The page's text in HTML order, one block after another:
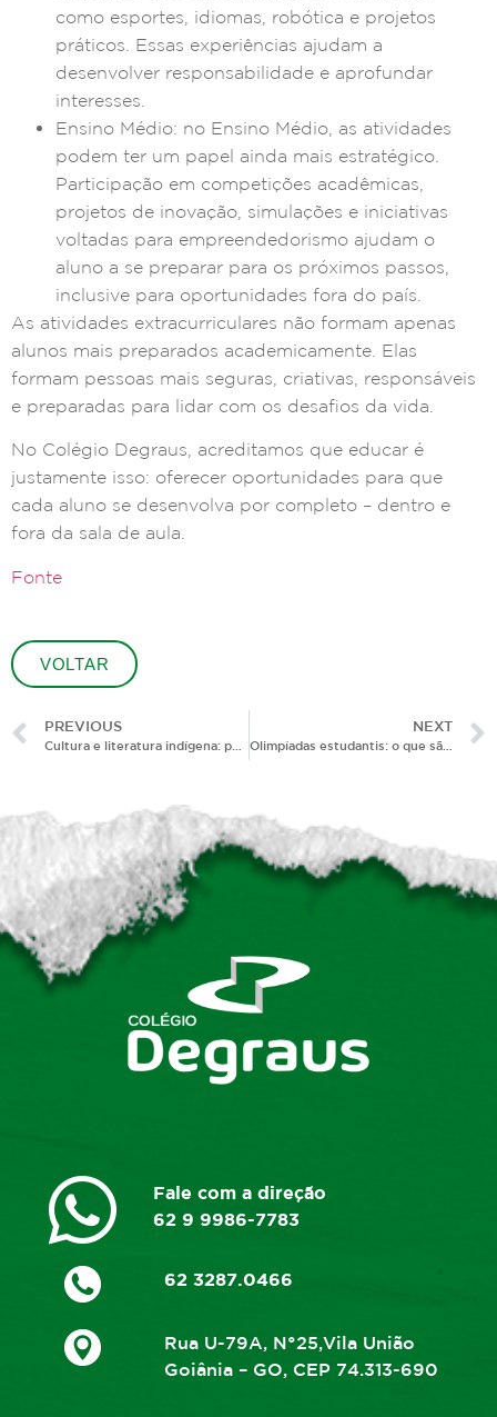
como esportes, idiomas, robótica e projetos
práticos. Essas experiências ajudam a
desenvolver responsabilidade e aprofundar
interesses.
Ensino Médio: no Ensino Médio, as atividades
podem ter um papel ainda mais estratégico.
Participação em competições acadêmicas,
projetos de inovação, simulações e iniciativas
voltadas para empreendedorismo ajudam o
aluno a se preparar para os próximos passos,
inclusive para oportunidades fora do país.
As atividades extracurriculares não formam apenas
alunos mais preparados academicamente. Elas
formam pessoas mais seguras, criativas, responsáveis
e preparadas para lidar com os desafios da vida.
No Colégio Degraus, acreditamos que educar é
justamente isso: oferecer oportunidades para que
cada aluno se desenvolva por completo – dentro e
fora da sala de aula.
Fonte
VOLTAR
PREVIOUS NEXT
Olimpíadas estudantis: o que são e por que fazem tanta diferença na formação dos alunos
Fale com a direção
62 9 9986-7783
62 3287.0466
Rua U-79A, N°25,Vila União
Goiânia – GO, CEP 74.313-690